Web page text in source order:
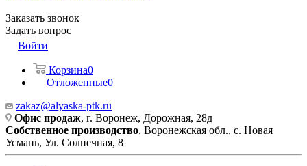
Заказать звонок
Задать вопрос
Войти
Корзина0
Отложенные0
zakaz@alyaska-ptk.ru
Офис продаж, г. Воронеж, Дорожная, 28д
Собственное производство, Воронежская обл., с. Новая
Усмань, Ул. Солнечная, 8